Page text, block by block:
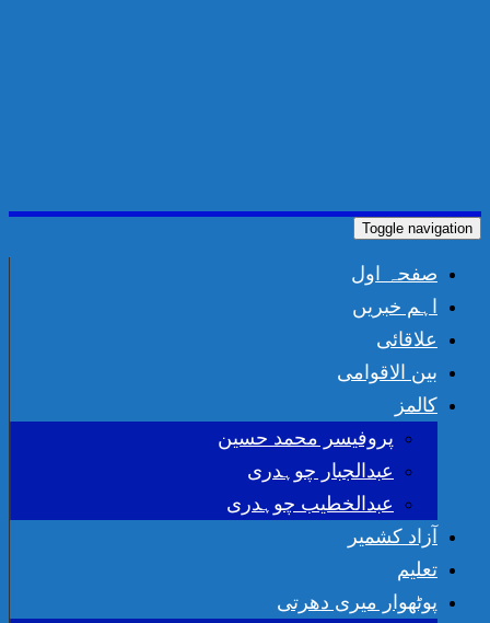
Toggle navigation
صفحہ اول
اہم خبریں
علاقائی
بین الاقوامی
کالمز
پروفیسر محمد حسین
عبدالجبار چوہدری
عبدالخطیب چوہدری
آزاد کشمیر
تعلیم
پوٹھوار میری دھرتی